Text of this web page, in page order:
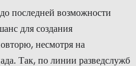
последней возможности
для создания
несмотря на
Так, по линии разведслужб